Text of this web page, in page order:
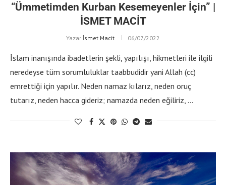
“Ümmetimden Kurban Kesemeyenler İçin” |
İSMET MACİT
Yazar İsmet Macit 06/07/2022
İslam inanışında ibadetlerin şekli, yapılışı, hikmetleri ile ilgili
neredeyse tüm sorumluluklar taabbudidir yani Allah (cc)
emrettiği için yapılır. Neden namaz kılarız, neden oruç
tutarız, neden hacca gideriz; namazda neden eğiliriz, …